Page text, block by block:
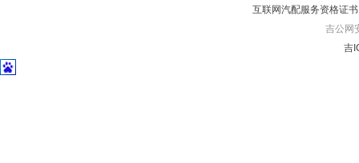
互联网汽配服务资格证
吉公网
吉